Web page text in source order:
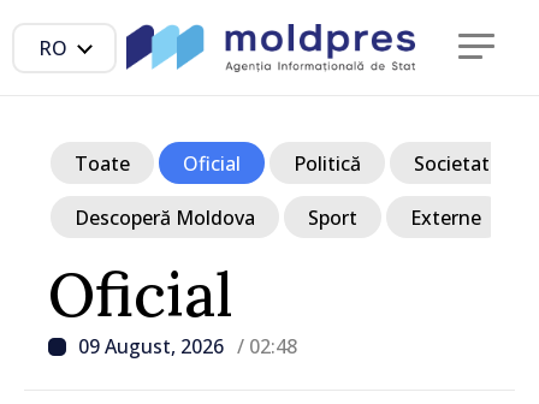
RO
Oficial
09 August, 2026 / 02:48
Toate Oficial Politică Societate
Descoperă Moldova Sport Externe